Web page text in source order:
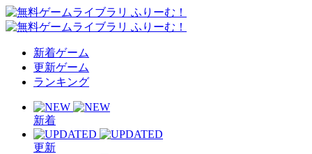
新着ゲーム
更新ゲーム
ランキング
新着
更新